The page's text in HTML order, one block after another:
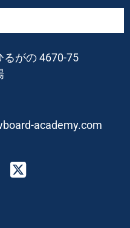
がの 4670-75
academy.com